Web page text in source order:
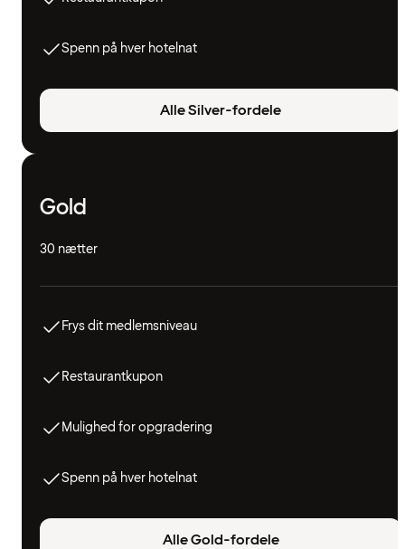
Spenn på hver hotelnat
Alle Silver-fordele
Gold
30 nætter
Frys dit medlemsniveau
Restaurantkupon
Mulighed for opgradering
Spenn på hver hotelnat
Alle Gold-fordele